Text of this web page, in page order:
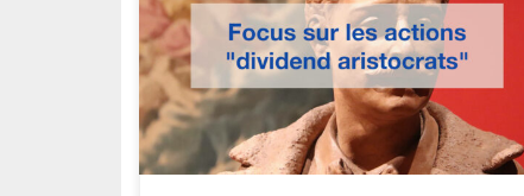
Particulièrement attrayante, l’idée d’investir dans des
entreprises servant des dividendes récurrents et
croissants séduit de nombreux investisseurs. Le
concept même du dividende demeure relativement
clair pour la plupart des Français, bien plus que
l’explication d’un […]